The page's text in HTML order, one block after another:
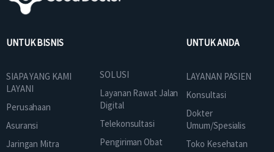
UNTUK BISNIS
SIAPA YANG KAMI
LAYANI
Perusahaan
Asuransi
Jaringan Mitra
SOLUSI
Layanan Rawat Jalan
Digital
Telekonsultasi
Pengiriman Obat
UNTUK ANDA
LAYANAN PASIEN
Konsultasi
Dokter
Umum/Spesialis
Toko Kesehatan